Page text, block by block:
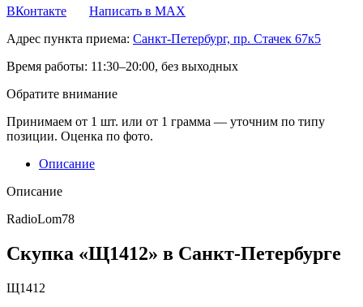
ВКонтакте
Написать в MAX
Адрес пункта приема: Санкт-Петербург, пр. Стачек 67к5
Время работы: 11:30–20:00, без выходных
Обратите внимание
Принимаем от 1 шт. или от 1 грамма — уточним по типу
позиции. Оценка по фото.
Описание
Описание
RadioLom78
Скупка «Щ1412» в Санкт-Петербурге
Щ1412